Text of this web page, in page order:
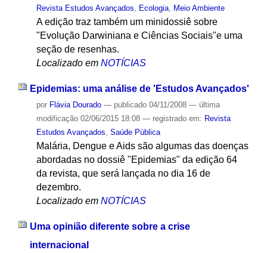
Revista Estudos Avançados, Ecologia, Meio Ambiente
A edição traz também um minidossiê sobre
"Evolução Darwiniana e Ciências Sociais"e uma
seção de resenhas.
Localizado em NOTÍCIAS
Epidemias: uma análise de 'Estudos Avançados'
por Flávia Dourado — publicado04/11/2008 — última
modificação02/06/2015 18:08 — registrado em: Revista
Estudos Avançados, Saúde Pública
Malária, Dengue e Aids são algumas das doenças
abordadas no dossiê "Epidemias" da edição 64
da revista, que será lançada no dia 16 de
dezembro.
Localizado em NOTÍCIAS
Uma opinião diferente sobre a crise
internacional